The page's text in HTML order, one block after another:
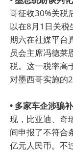
哥征收30%关税
以在8月1日关税
期六在社媒平台
员会主席冯德莱
税。这一税率高
对墨西哥实施的
• 多家车企涉骗
现，比亚迪、奇
间申报了不符合
亿元人民币。不